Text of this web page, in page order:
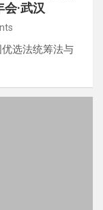
·武汉
选法统筹法与